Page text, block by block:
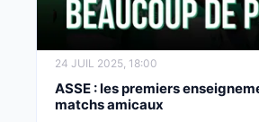
24 JUIL 2025, 18:00
ASSE : les premiers
matchs amicaux